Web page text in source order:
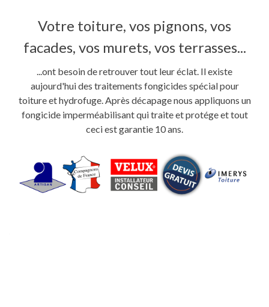
Votre toiture, vos pignons, vos
facades, vos murets, vos terrasses...
...ont besoin de retrouver tout leur éclat. Il existe
aujourd'hui des traitements fongicides spécial pour
toiture et hydrofuge. Après décapage nous appliquons un
fongicide imperméabilisant qui traite et protége et tout
ceci est garantie 10 ans.